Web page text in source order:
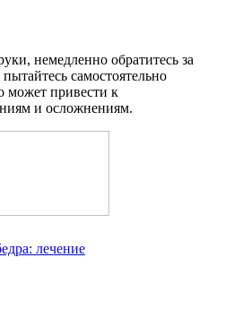
немедленно обратитесь за
самостоятельно
может привести к
и осложнениям.
лечение